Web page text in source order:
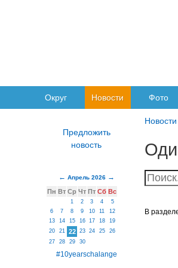
Округ Новости Фото
Новости
В
Апрель 2026
Пн Вт Ср Чт Пт Сб Вс
1 2 3 4
5
6
7 8 9 10 11
12
13
14 15 16 17 18
19
20
21 22 23 24 25
26
27
28 29 30
#10yearschalange